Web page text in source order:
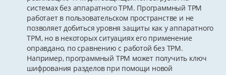
системах без аппаратного TPM. Программный TPM
работает в пользовательском пространстве и не
позволяет добиться уровня защиты как у аппаратного
TPM, но в некоторых ситуациях его применение
оправдано, по сравнению с работой без TPM.
Например, программный TPM может получить ключ
шифрования разделов при помощи новой